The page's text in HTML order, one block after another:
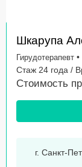
Шкарупа
Гирудотерапевт •
Стаж 24 года /
Стоимость
г. Санкт-